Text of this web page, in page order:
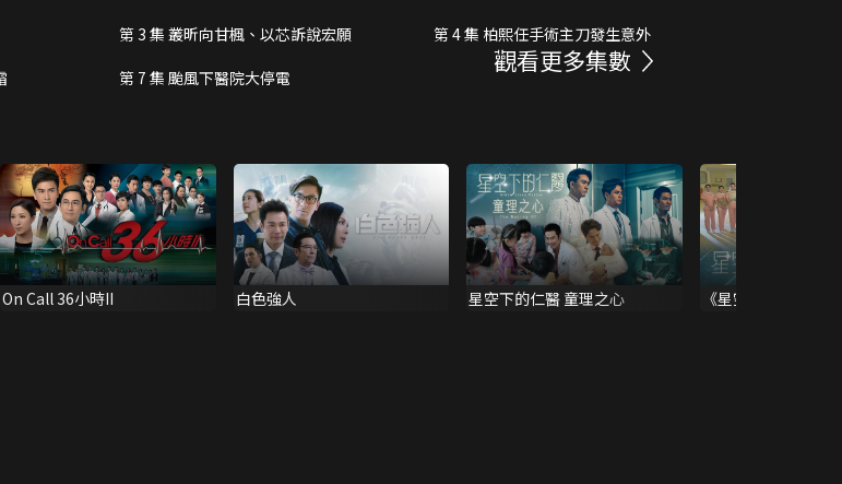
第 3 集 叢昕向甘楓、以芯訴說宏願
第 4 集 柏熙任手術主刀發生意外
第 7 集 颱風下醫院大停電
觀看更多集數
On Call 36小時II 白色強人 星空下的仁醫 童理之心 《星空下的仁醫》